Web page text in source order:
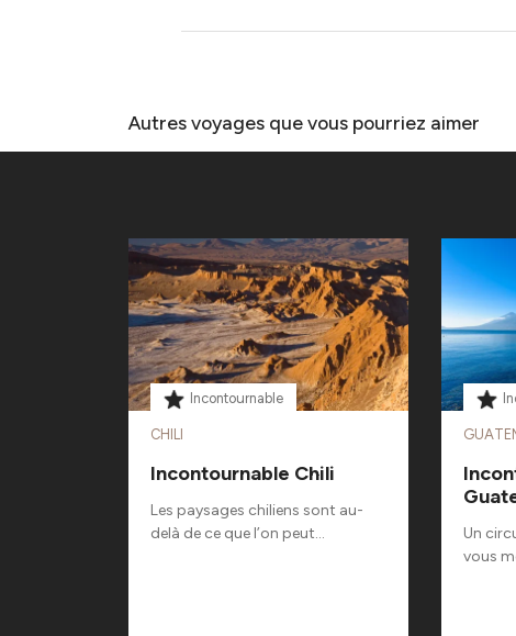
Autres voyages que vous pourriez aimer
Incontournable
CHILI
Incontournable Chili
Les paysages chiliens sont au-
delà de ce que l’on peut...
Un
vous